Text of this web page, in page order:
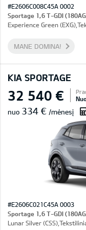
#E2606C008C45A 0002
Sportage 1,6 T-GDI
Experience Green
MANE DOMINA!
KIA SPORTAGE
32 540 €
nuo 334 € /mėnesį
#E2606C021C45A 0003
Sportage 1,6 T-GDI
Lunar Silver